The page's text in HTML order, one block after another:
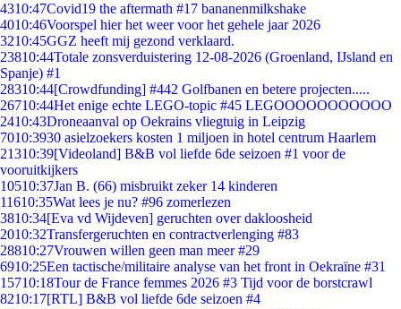
4310:47Covid19 the aftermath #17 bananenmilkshake
4010:46Voorspel hier het weer voor het gehele jaar 2026
3210:45GGZ heeft mij gezond verklaard.
23810:44Totale zonsverduistering 12-08-2026 (Groenland, IJsland en
Spanje) #1
28310:44[Crowdfunding] #442 Golfbanen en betere projecten.....
26710:44Het enige echte LEGO-topic #45 LEGOOOOOOOOOOO
2410:43Droneaanval op Oekrains vliegtuig in Leipzig
7010:3930 asielzoekers kosten 1 miljoen in hotel centrum Haarlem
21310:39[Videoland] B&B vol liefde 6de seizoen #1 voor de
vooruitkijkers
10510:37Jan B. (66) misbruikt zeker 14 kinderen
11610:35Wat lees je nu? #96 zomerlezen
3810:34[Eva vd Wijdeven] geruchten over dakloosheid
2010:32Transfergeruchten en contractverlenging #83
28810:27Vrouwen willen geen man meer #29
6910:25Een tactische/militaire analyse van het front in Oekraïne #31
15710:18Tour de France femmes 2026 #3 Tijd voor de borstcrawl
8210:17[RTL] B&B vol liefde 6de seizoen #4